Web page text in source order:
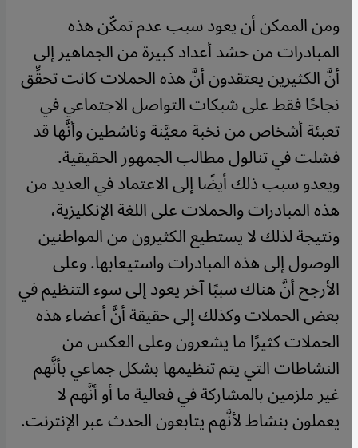
ومن الممكن أن يعود سبب عدم تمكّن هذه
المبادرات من حشد أعداد كبيرة من الجماهير إلى
أنَّ الكثيرين يعتقدون أنَّ هذه الحملات كانت تحقِّق
نجاحًا فقط على شبكات التواصل الاجتماعي في
تعبئة أشخاص من نخبة معيَّنة وناشطين وأنَّها قد
فشلت في تنالول مطالب الجمهور الحقيقية.
ويعدو سبب ذلك أيضًا إلى الاعتماد في العديد من
هذه المبادرات والحملات على اللغة الإنكليزية،
ونتيجة لذلك لا يستطيع الكثيرون من المواطنين
الوصول إلى هذه المبادرات واستيعابها. وعلى
الأرجح أنَّ هناك سببًا آخر يعود إلى سوء التنظيم في
بعض الحملات وكذلك إلى حقيقة أنَّ أعضاء هذه
الحملات كثيرًا ما يشعرون وعلى العكس من
النشاطات التي يتم تنظيمها بشكل جماعي بأنَّهم
غير ملزمين بالمشاركة في فعالية ما أو أنَّهم لا
يعملون بنشاط لأنَّهم يتابعون الحدث عبر الإنترنت.